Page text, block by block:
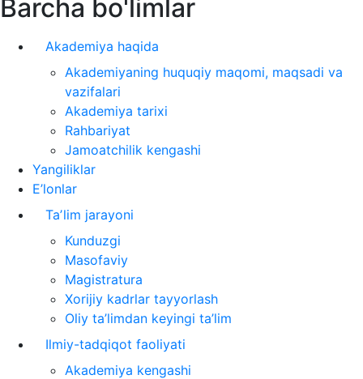
Barcha bo'limlar
Akademiya haqida
Akademiyaning huquqiy maqomi, maqsadi va
vazifalari
Akademiya tarixi
Rahbariyat
Jamoatchilik kengashi
Yangiliklar
E’lonlar
Taʼlim jarayoni
Kunduzgi
Masofaviy
Magistratura
Xorijiy kadrlar tayyorlash
Oliy ta’limdan keyingi ta’lim
Ilmiy-tadqiqot faoliyati
Akademiya kengashi